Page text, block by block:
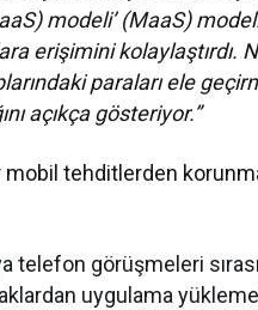
modeli’ (MaaS)
erişimini kolaylaştırdı.
paraları ele
açıkça gösteriyor.”
mobil tehditlerden
telefon görüşmeleri
uygulama